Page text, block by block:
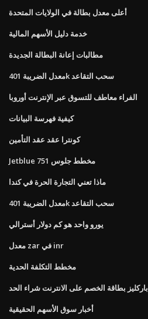
أعلى معدل بطالة في الولايات المتحدة
خدمة دليل الأسهم المالية
مطالبات إعانة البطالة الجديدة
معدل الضريبة 401k سحب التقاعد
الفراء معاطف للتسوق عبر الإنترنت أوروبا
كيفية فهرسة البيانات
كونترا عقد عقد التأمين
Jetblue 751 مخطط جلوس
ماذا تعني التجارة الحرة في كندا
معدل الضريبة 401k سحب التقاعد
يورو واحد هو كم دولار أسترالي
معدل zar في inr
مخطط التكلفة الحدية
باركليز بطاقة الخصم على الانترنت شراء الحد
أخبار سوق الأسهم الحقيقية